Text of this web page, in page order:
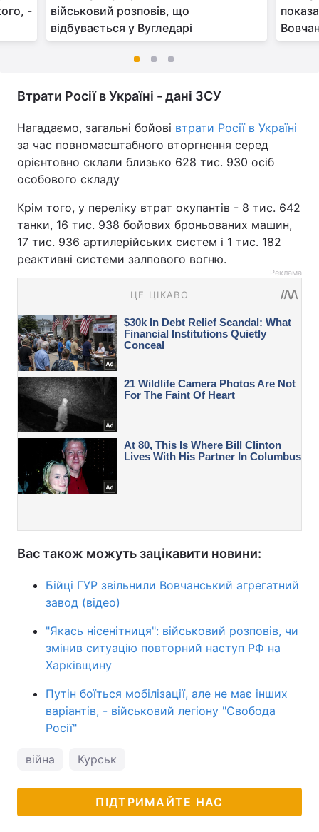
-
військовий розповів, що
відбувається у Вугледарі
Втрати Росії в Україні - дані ЗСУ
Нагадаємо, загальні бойові втрати Росії в Україні
за час повномасштабного вторгнення серед
орієнтовно склали близько 628 тис. 930 осіб
особового складу
Крім того, у переліку втрат окупантів - 8 тис. 642
танки, 16 тис. 938 бойових броньованих машин,
17 тис. 936 артилерійських систем і 1 тис. 182
реактивні системи залпового вогню.
Реклама
Вас також можуть зацікавити новини:
Бійці ГУР звільнили Вовчанський агрегатний
завод (відео)
"Якась нісенітниця": військовий розповів, чи
змінив ситуацію повторний наступ РФ на
Харківщину
Путін боїться мобілізації, але не має інших
варіантів, - військовий легіону "Свобода
Росії"
війна Курськ
ПІДТРИМАЙТЕ НАС